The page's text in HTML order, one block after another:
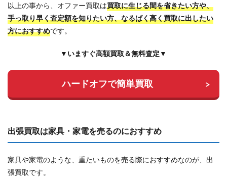
以上の事から、オファー買取は買取に生じる間を省きたい方や、
手っ取り早く査定額を知りたい方、なるばく高く買取に出したい
方におすすめです。
▼いますぐ高額買取＆無料査定▼
ハードオフで簡単買取
出張買取は家具・家電を売るのにおすすめ
家具や家電のような、重たいものを売る際におすすめなのが、出
張買取です。